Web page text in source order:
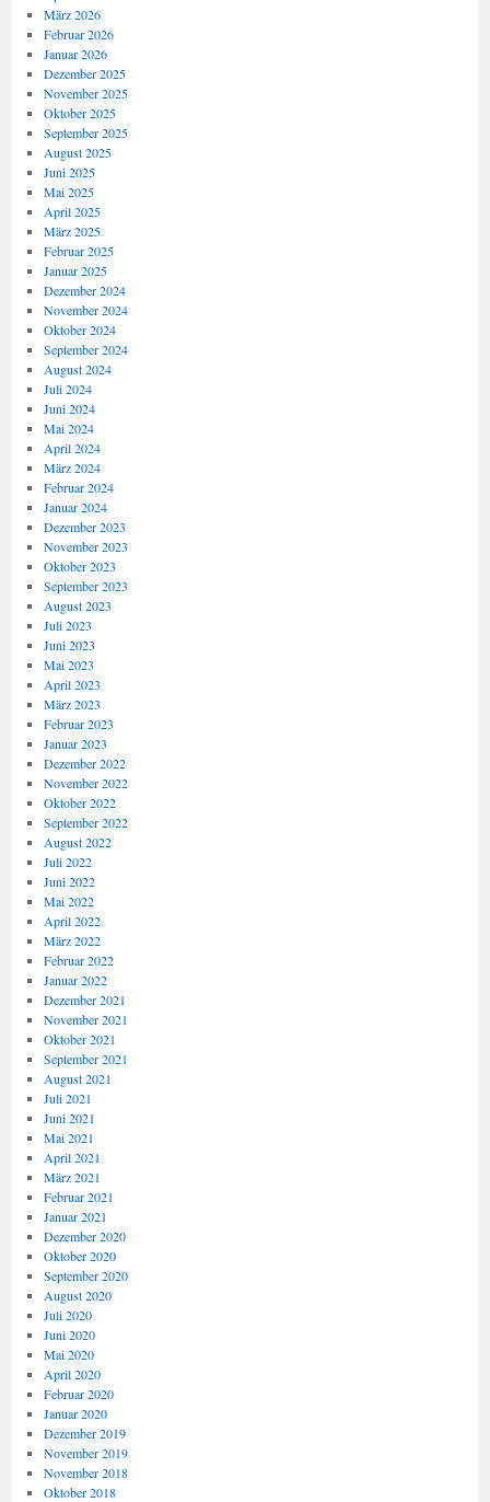
März 2026
Februar 2026
Januar 2026
Dezember 2025
November 2025
Oktober 2025
September 2025
August 2025
Juni 2025
Mai 2025
April 2025
März 2025
Februar 2025
Januar 2025
Dezember 2024
November 2024
Oktober 2024
September 2024
August 2024
Juli 2024
Juni 2024
Mai 2024
April 2024
März 2024
Februar 2024
Januar 2024
Dezember 2023
November 2023
Oktober 2023
September 2023
August 2023
Juli 2023
Juni 2023
Mai 2023
April 2023
März 2023
Februar 2023
Januar 2023
Dezember 2022
November 2022
Oktober 2022
September 2022
August 2022
Juli 2022
Juni 2022
Mai 2022
April 2022
März 2022
Februar 2022
Januar 2022
Dezember 2021
November 2021
Oktober 2021
September 2021
August 2021
Juli 2021
Juni 2021
Mai 2021
April 2021
März 2021
Februar 2021
Januar 2021
Dezember 2020
Oktober 2020
September 2020
August 2020
Juli 2020
Juni 2020
Mai 2020
April 2020
Februar 2020
Januar 2020
Dezember 2019
November 2019
November 2018
Oktober 2018